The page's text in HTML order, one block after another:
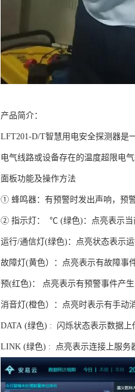
产品简介：
LFT201-D/T智慧用电安全探测器是
电气线路或设备存在的温度超限电
面板功能及操作方法
① 蜂鸣器：有预警时发出声响，预
② 指示灯： ℃ (绿色)：点亮表示当
运行/通信灯(绿色)：点亮状态表示
故障灯(黄色）：点亮表示有故障事
预(红色)： 点亮表示有预警事件产
消音灯(橙色）：点亮时表示有手动
DATA (绿色) : 闪烁状态表示数据上
LINK (绿色) : 点亮表示连接上服务